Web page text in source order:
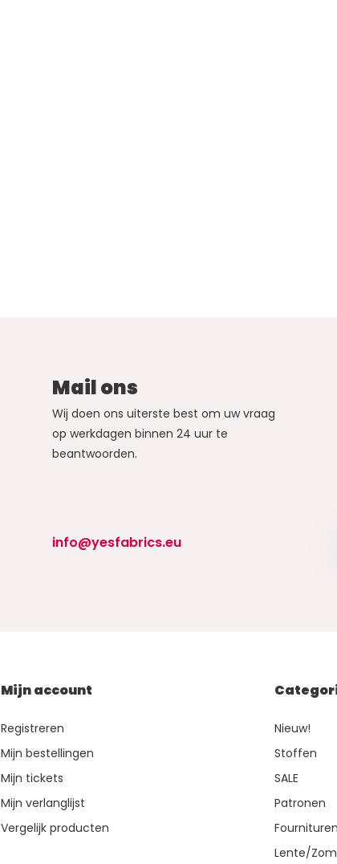
Mail ons
Wij doen ons uiterste best om uw vraag
op werkdagen binnen 24 uur te
beantwoorden.
info@yesfabrics.eu
Mijn account
Registreren
Mijn bestellingen
Mijn tickets
Mijn verlanglijst
Vergelijk producten
Nieuw!
Stoffen
SALE
Patronen
Fournituren
Lente/